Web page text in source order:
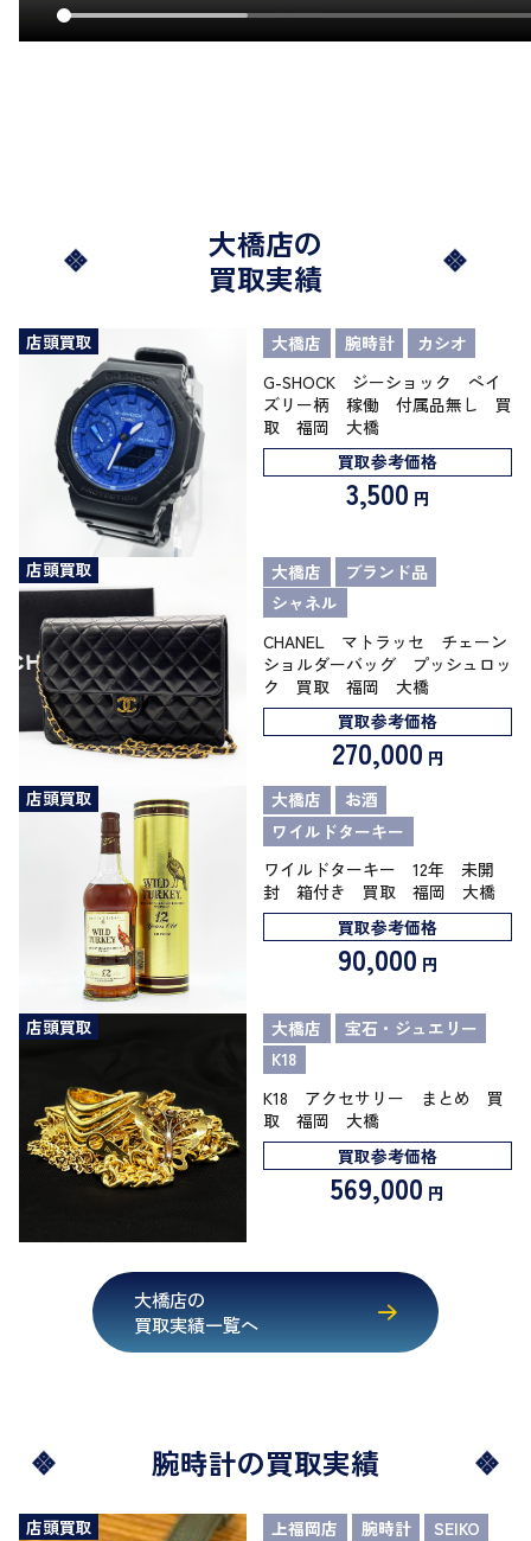
大橋店の
買取実績
店頭買取 大橋店 腕時計
カシオ
G-SHOCK ジーショック ペイ
ズリー柄 稼働 付属品無し 買
取 福岡 大橋
買取参考価格
3,500 円
店頭買取 大橋店
ブランド品
シャネル
CHANEL マトラッセ チェーン
ショルダーバッグ プッシュロッ
ク 買取 福岡 大橋
買取参考価格
270,000 円
店頭買取
大橋店
お酒
ワイルドターキー
ワイルドターキー 12年 未開
封 箱付き 買取 福岡 大橋
買取参考価格
90,000 円
店頭買取 大橋店
宝石・ジュエリー
K18
K18 アクセサリー まとめ 買
取 福岡 大橋
買取参考価格
569,000 円
大橋店の
買取実績一覧へ
腕時計の買取実績
店頭買取 上福岡店 腕時計
SEIKO